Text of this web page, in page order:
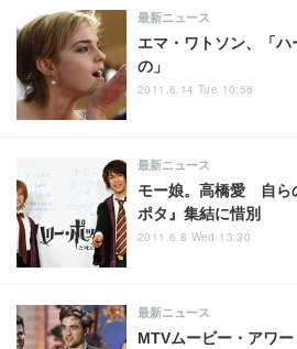
エマ・ワトソン、「
の」
最新ニュース
2011.6.14 Tue 10:56
モー娘。高橋愛 自ら
ポタ』集結に惜別
最新ニュース
2011.6.8 Wed 13:30
MTVムービー・アワー
最新ニュース